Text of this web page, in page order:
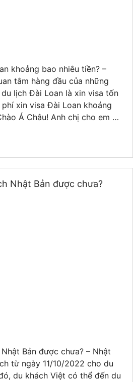
khoảng bao nhiêu tiền? –
tâm hàng đầu của những
lịch Đài Loan là xin visa tốn
xin visa Đài Loan khoảng
Á Châu! Anh chị cho em …
Nhật Bản được chưa?
Bản được chưa? – Nhật
từ ngày 11/10/2022 cho du
du khách Việt có thể đến du